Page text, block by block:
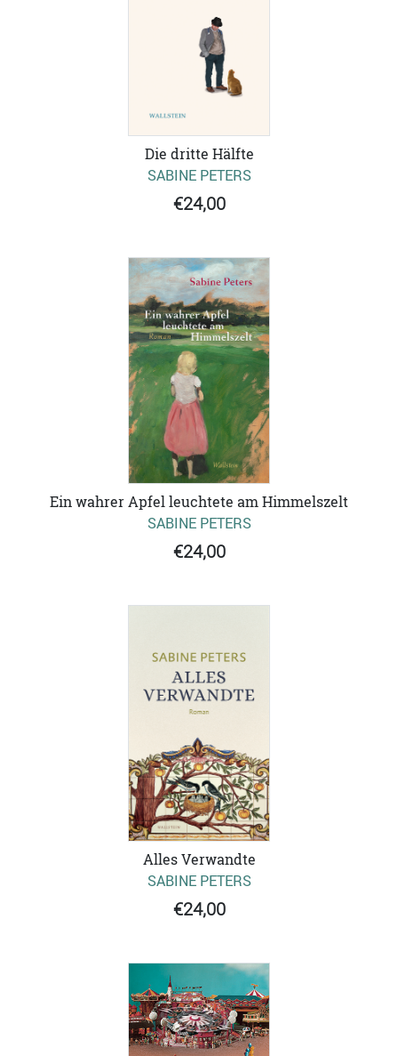
Die dritte Hälfte
SABINE PETERS
€24,00
Ein wahrer Apfel leuchtete am Himmelszelt
SABINE PETERS
€24,00
Alles Verwandte
SABINE PETERS
€24,00